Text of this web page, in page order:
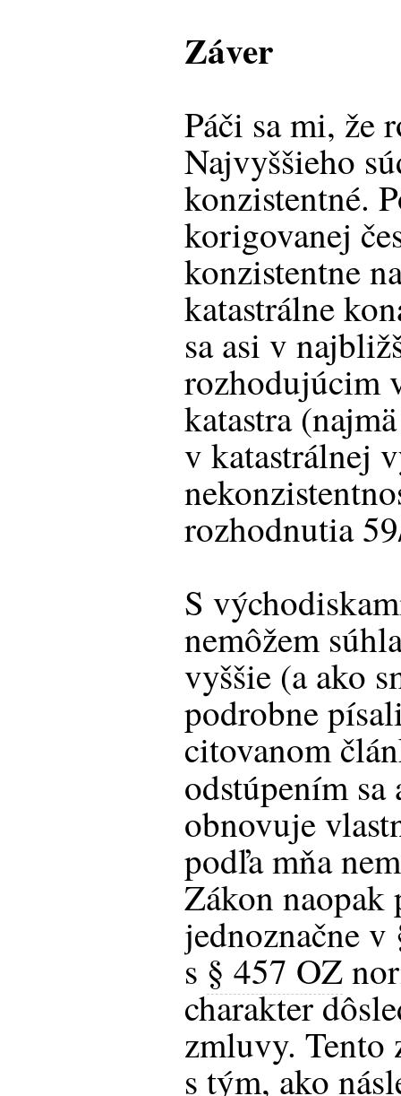
Záver
Páči sa mi, že
Najvyššieho
konzistentné.
korigovanej
konzistentne
katastrálne
sa asi v
rozhodujúcim
katastra
v katastrálnej
rozhodnutia
S
nemôžem
vyššie (a ako
podrobne
citovanom
odstúpením
obnovuje
podľa mňa
Zákon naopak
jednoznačne
s § 457 OZ
charakter
zmluvy. Tento
s tým, ako